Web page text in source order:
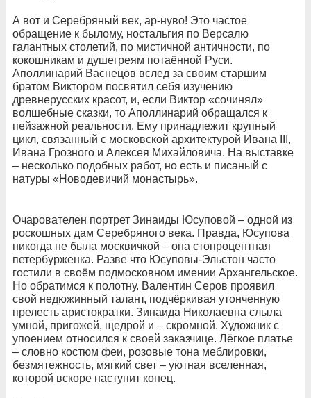
А вот и Серебряный век, ар-нуво! Это частое
обращение к былому, ностальгия по Версалю
галантных столетий, по мистичной античности, по
кокошникам и душегреям потаённой Руси.
Аполлинарий Васнецов вслед за своим старшим
братом Виктором посвятил себя изучению
древнерусских красот, и, если Виктор «сочинял»
волшебные сказки, то Аполлинарий обращался к
пейзажной реальности. Ему принадлежит крупный
цикл, связанный с московской архитектурой Ивана III,
Ивана Грозного и Алексея Михайловича. На выставке
– несколько подобных работ, но есть и писаный с
натуры «Новодевичий монастырь».
Очарователен портрет Зинаиды Юсуповой – одной из
роскошных дам Серебряного века. Правда, Юсупова
никогда не была москвичкой – она стопроцентная
петербурженка. Разве что Юсуповы-Эльстон часто
гостили в своём подмосковном имении Архангельское.
Но обратимся к полотну. Валентин Серов проявил
свой недюжинный талант, подчёркивая утонченную
прелесть аристократки. Зинаида Николаевна слыла
умной, пригожей, щедрой и – скромной. Художник с
упоением относился к своей заказчице. Лёгкое платье
– словно костюм феи, розовые тона меблировки,
безмятежность, мягкий свет – уютная вселенная,
которой вскоре наступит конец.